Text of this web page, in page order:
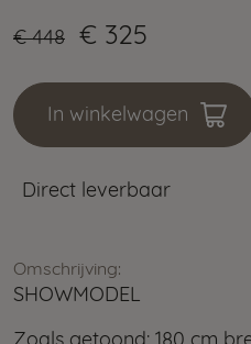
€ 448 € 325
In winkelwagen
Direct leverbaar
Omschrijving:
SHOWMODEL